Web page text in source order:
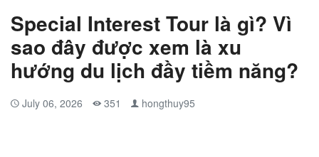
Special Interest Tour là gì? Vì
sao đây được xem là xu
hướng du lịch đầy tiềm năng?
July 06, 2026 351 hongthuy95